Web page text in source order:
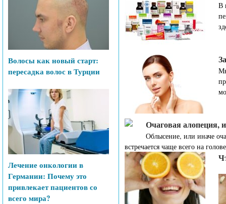
Волосы как новый старт:
пересадка волос в Турции
Лечение онкологии в
Германии: Почему это
привлекает пациентов со
всего мира?
В
Очаговая алопеция,
Облысение, или иначе
встречается чаще всего на